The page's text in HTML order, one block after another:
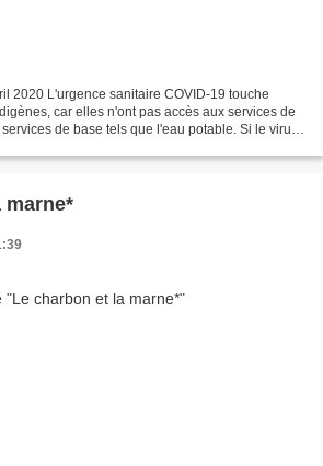
2020 L'urgence sanitaire COVID-19 touche
car elles n'ont pas accès aux services de
de base tels que l'eau potable. Si le virus
marne*